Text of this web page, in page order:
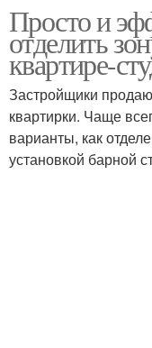
Просто и
отделить
квартире-
Застройщики
квартирки. Чаще
варианты, как
установкой барной